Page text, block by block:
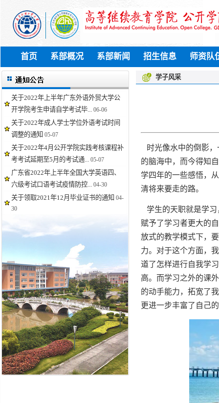
首页 系部概况 系部新闻 招生信息 师资队
关于2022年上半年广东外语外贸大学公
开学院考生申请自学考试毕... 06-06
关于2022年成人学士学位外语考试时间
调整的通知 05-07
关于2022年4月公开学院实践考核课程补
考考试延期至5月的考试通... 05-07
广东省2022年上半年全国大学英语四、
六级考试口语考试疫情防控... 04-30
关于领取2021年12月毕业证书的通知 04-
30
学子风采
时光像⽔中的倒影，
的脑海中，⽽今得知
学四年的一些感悟，
清将来要⾛的路。
学⽣的天职就是学习
赋予了学习者更⼤的
放式的教学模式下，
⼒。对于这个⽅⾯，
道了怎样进⾏⾃我学
⾼。⽽学习之外的课
的动⼿能⼒，拓宽了
更进⼀步丰富了⾃⼰